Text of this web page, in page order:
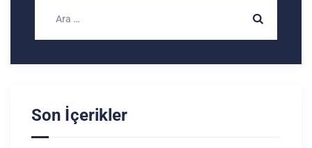
Son İçerikler